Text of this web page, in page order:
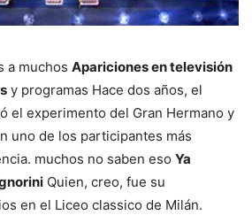
a muchos Apariciones en televisión
y programas Hace dos años, el
el experimento del Gran Hermano y
uno de los participantes más
muchos no saben eso Ya
Quien, creo, fue su
en el Liceo classico de Milán.